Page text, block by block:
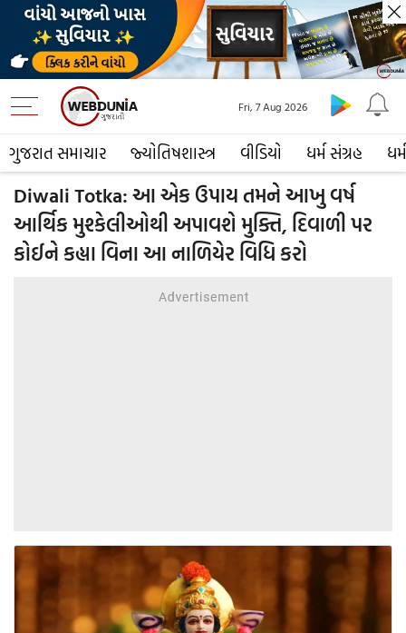
ગુજરાત સમાચાર જ્યોતિષશાસ્ત્ર વીડિયો ધર્મ સંગ્રહ ધર્મ
Fri, 7 Aug 2026
Diwali Totka: આ એક ઉપાય તમને આખુ વર્ષ
આર્થિક મુશ્કેલીઓથી અપાવશે મુક્તિ, દિવાળી પર
કોઈને કહ્યા વિના આ નાળિયેર વિધિ કરો